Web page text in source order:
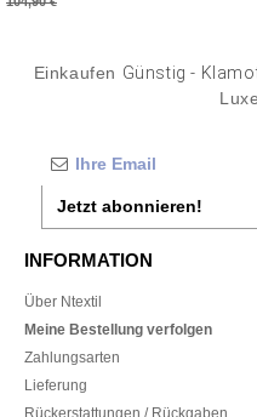
Einkaufen Günstig -
Jetzt abonnieren!
INFORMATION
Über Ntextil
Meine Bestellung verfolgen
Zahlungsarten
Lieferung
Rückerstattungen / Rückgaben